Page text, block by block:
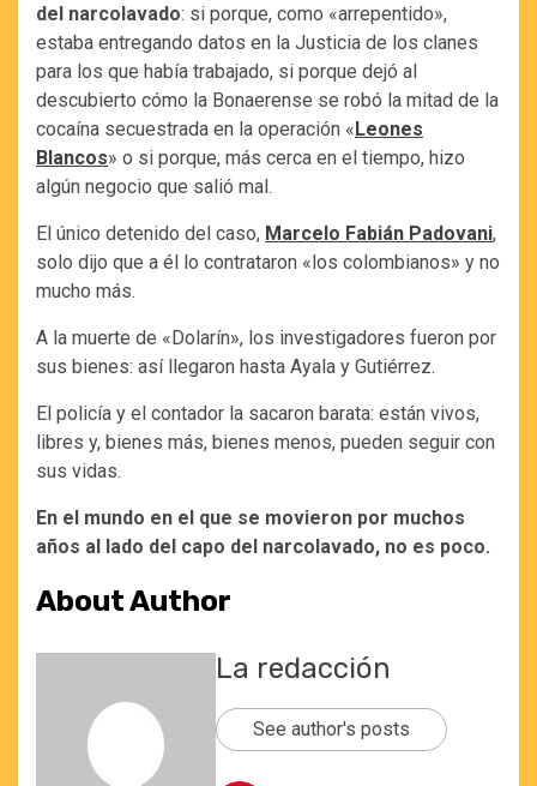
del narcolavado: si porque, como «arrepentido»,
estaba entregando datos en la Justicia de los clanes
para los que había trabajado, si porque dejó al
descubierto cómo la Bonaerense se robó la mitad de la
cocaína secuestrada en la operación «Leones
Blancos» o si porque, más cerca en el tiempo, hizo
algún negocio que salió mal.
El único detenido del caso, Marcelo Fabián Padovani,
solo dijo que a él lo contrataron «los colombianos» y no
mucho más.
A la muerte de «Dolarín», los investigadores fueron por
sus bienes: así llegaron hasta Ayala y Gutiérrez.
El policía y el contador la sacaron barata: están vivos,
libres y, bienes más, bienes menos, pueden seguir con
sus vidas.
En el mundo en el que se movieron por muchos
años al lado del capo del narcolavado, no es poco.
About Author
La redacción
See author's posts